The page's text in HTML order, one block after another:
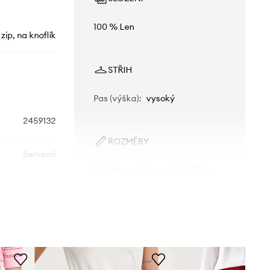
zip, na knoflík
2459132
červená
100 % Len
STŘIH
Pas (výška): vysoký
ROZMĚRY
Tabulka velikosti